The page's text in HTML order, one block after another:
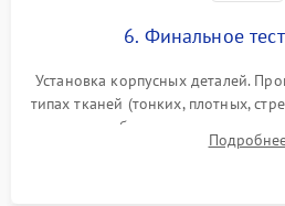
6. Финальное
Установка корпусных деталей.
типах тканей (тонких, плотных,
строчек, работы реверса,
шпульки. Контроль